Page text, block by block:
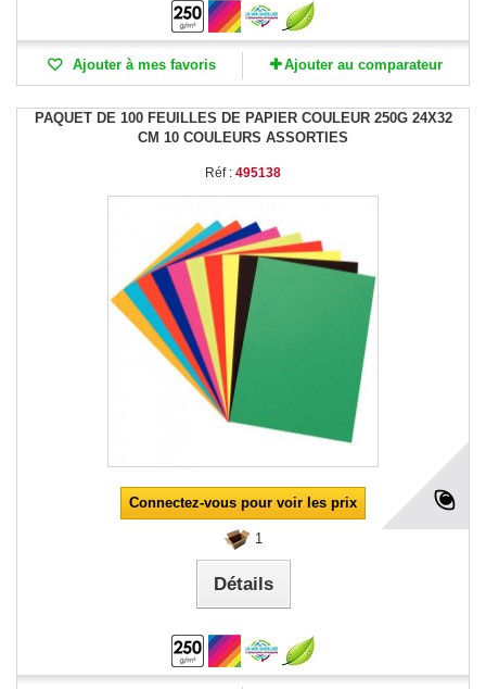
Ajouter à mes favoris Ajouter au comparateur
PAQUET DE 100 FEUILLES DE PAPIER COULEUR 250G 24X32
CM 10 COULEURS ASSORTIES
Réf : 495138
Connectez-vous pour voir les prix
1
Détails